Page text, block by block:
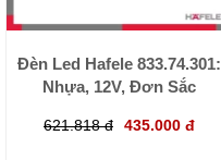
Đèn Led Hafele 833.74.301:
Nhựa, 12V, Đơn Sắc
621.818 đ 435.000 đ